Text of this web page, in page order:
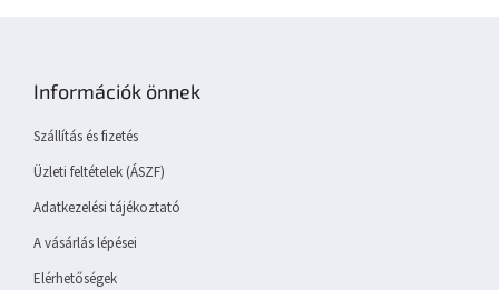
Információk önnek
Szállítás és fizetés
Üzleti feltételek (ÁSZF)
Adatkezelési tájékoztató
A vásárlás lépései
Elérhetőségek